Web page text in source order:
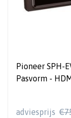
Pioneer SPH-
Pasvorm - HDMI
adviesprijs